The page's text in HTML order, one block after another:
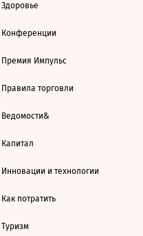
Здоровье
Конференции
Премия Импульс
Правила торговли
Ведомости&
Капитал
Инновации и технологии
Как потратить
Туризм